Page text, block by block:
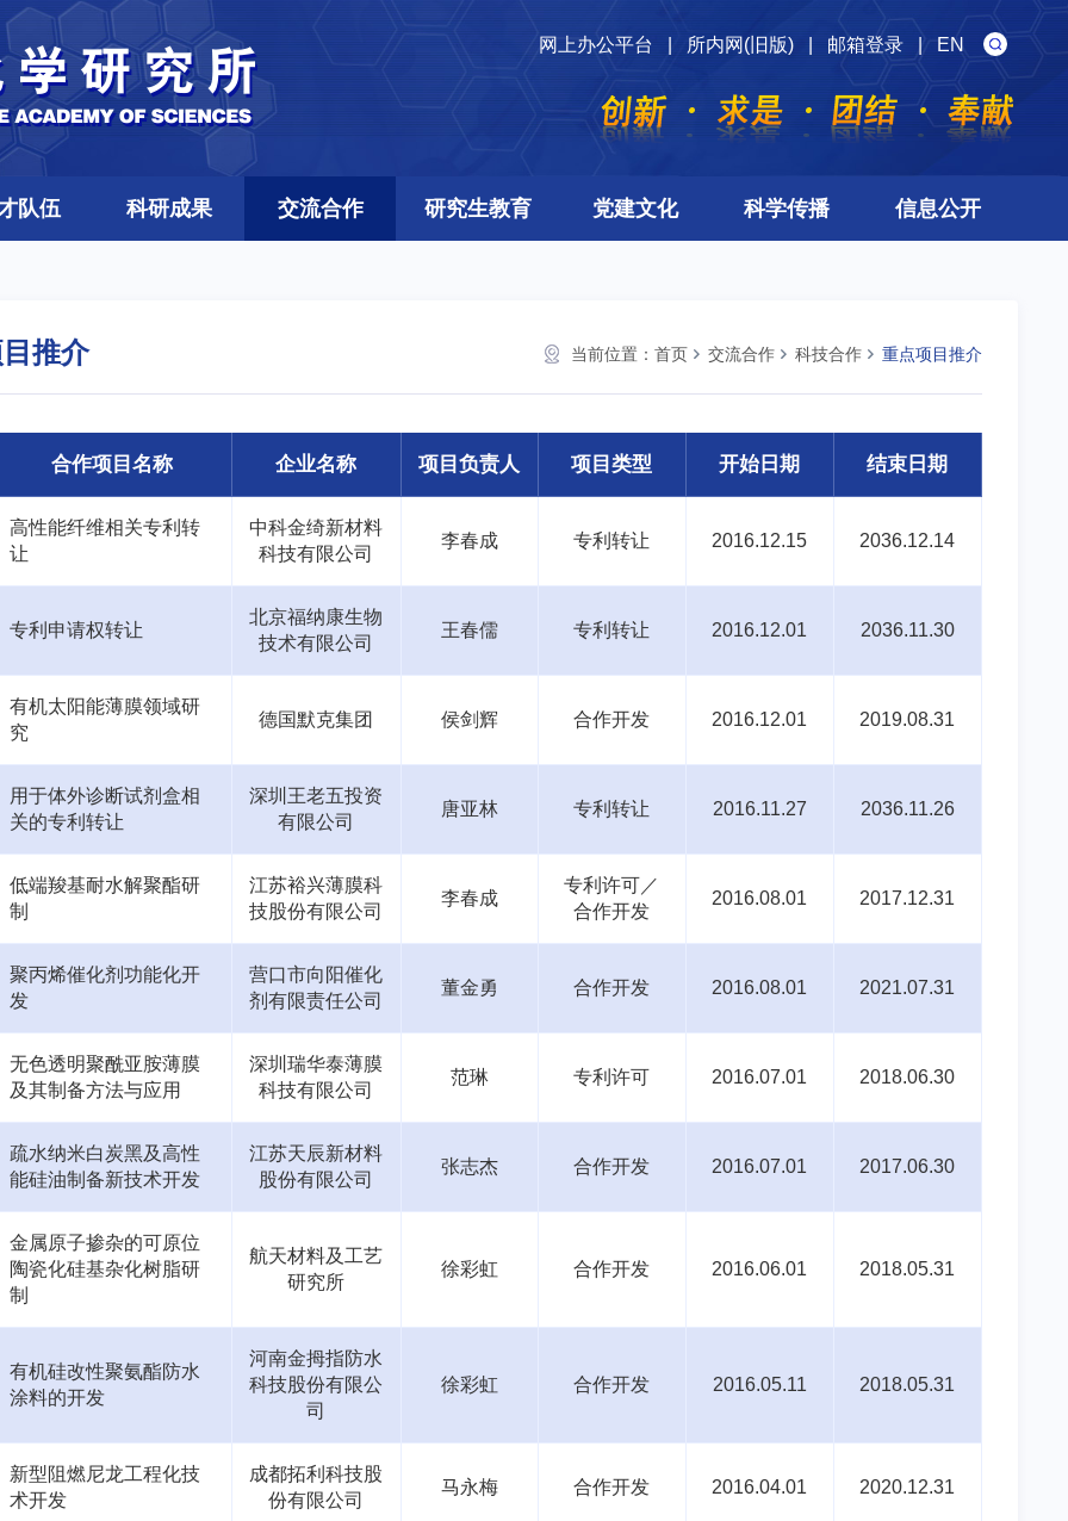
网上办公平台 所内网(旧版) 邮箱登录 |EN
队伍 科研成果 交流合作 研究生教育 党建文化 科学传播 信息公开
当前位置： 首页 交流合作 科技合作 重点项目推介
推介
合作项目名称 企业名称 项目负责人 项目类型 开始日期 结束日期
高性能纤维相关专利转
让
中科金绮新材料
科技有限公司
李春成 专利转让 2016.12.15 2036.12.14
专利申请权转让
北京福纳康生物
技术有限公司
王春儒 专利转让 2016.12.01 2036.11.30
有机太阳能薄膜领域研
究
德国默克集团 侯剑辉 合作开发 2016.12.01 2019.08.31
用于体外诊断试剂盒相
关的专利转让
深圳王老五投资
有限公司
唐亚林 专利转让 2016.11.27 2036.11.26
低端羧基耐水解聚酯研
制
江苏裕兴薄膜科
技股份有限公司
李春成
专利许可／
合作开发
2016.08.01 2017.12.31
聚丙烯催化剂功能化开
发
营口市向阳催化
剂有限责任公司
董金勇 合作开发 2016.08.01 2021.07.31
无色透明聚酰亚胺薄膜
及其制备方法与应用
深圳瑞华泰薄膜
科技有限公司
范琳 专利许可 2016.07.01 2018.06.30
疏水纳米白炭黑及高性
能硅油制备新技术开发
江苏天辰新材料
股份有限公司
张志杰 合作开发 2016.07.01 2017.06.30
金属原子掺杂的可原位
陶瓷化硅基杂化树脂研
制
航天材料及工艺
研究所
徐彩虹 合作开发 2016.06.01 2018.05.31
有机硅改性聚氨酯防水
涂料的开发
河南金拇指防水
科技股份有限公
司
徐彩虹 合作开发 2016.05.11 2018.05.31
新型阻燃尼龙工程化技
术开发
成都拓利科技股
份有限公司
马永梅 合作开发 2016.04.01 2020.12.31